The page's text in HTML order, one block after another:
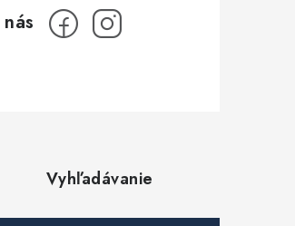
Vyhľadávanie